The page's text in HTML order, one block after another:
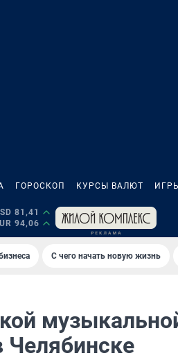
ГОРОСКОП КУРСЫ ВАЛЮТ
81,41
94,06
С чего начать новую жизнь
Челябинске